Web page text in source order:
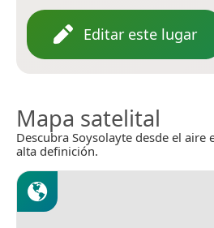
Editar este lugar
Mapa satelital
Descubra Soysolayte desde el aire
alta definición.